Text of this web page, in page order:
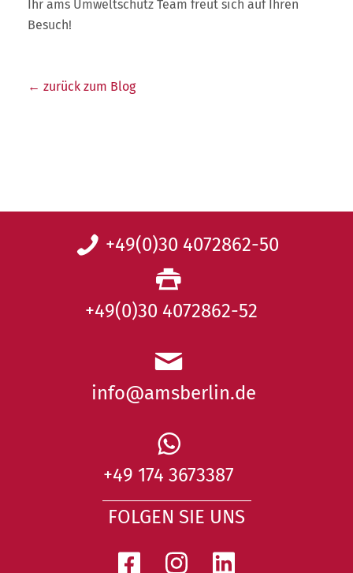
Ihr ams Umweltschutz Team freut sich auf Ihren
Besuch!
← zurück zum Blog
+49(0)30 4072862-50
+49(0)30 4072862-52
info@amsberlin.de
+49 174 3673387
FOLGEN SIE UNS